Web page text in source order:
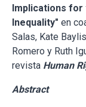
Implications for
Inequality" en
Salas, Kate
Romero y Ruth
revista Human
Abstract